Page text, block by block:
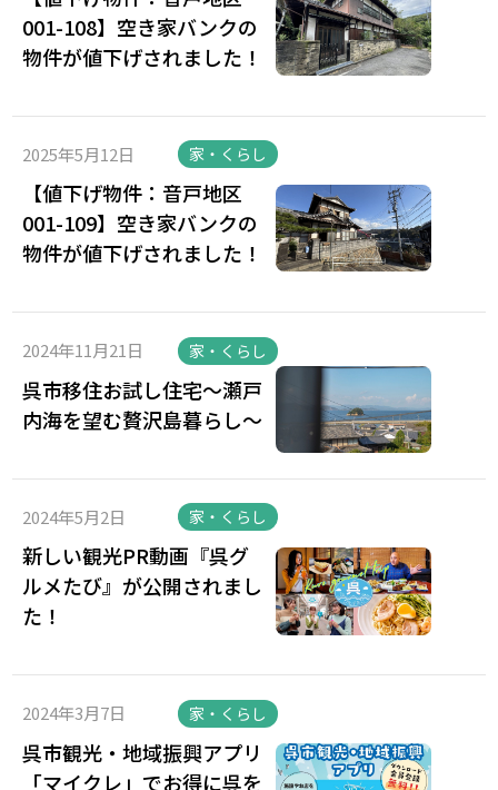
001-108】空き家バンクの
物件が値下げされました！
2025年5月12日 家・くらし
【値下げ物件：音戸地区
001-109】空き家バンクの
物件が値下げされました！
2024年11月21日 家・くらし
呉市移住お試し住宅～瀬戸
内海を望む贅沢島暮らし～
2024年5月2日 家・くらし
新しい観光PR動画『呉グ
ルメたび』が公開されまし
た！
2024年3月7日 家・くらし
呉市観光・地域振興アプリ
「マイクレ」でお得に呉を